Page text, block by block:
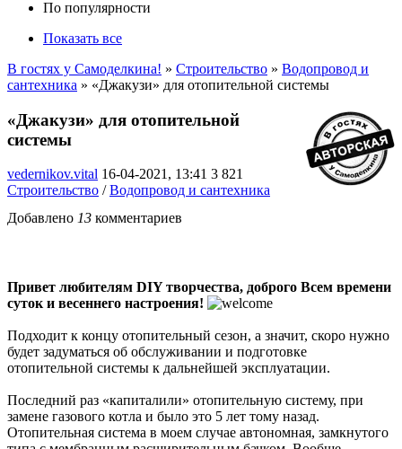
По популярности
Показать все
В гостях у Самоделкина! » Строительство » Водопровод и
сантехника » «Джакузи» для отопительной системы
«Джакузи» для отопительной
системы
vedernikov.vital 16-04-2021, 13:41 3 821
Строительство /Водопровод и сантехника
Добавлено 13 комментариев
Привет любителям DIY творчества, доброго Всем времени
суток и весеннего настроения!
Подходит к концу отопительный сезон, а значит, скоро нужно
будет задуматься об обслуживании и подготовке
отопительной системы к дальнейшей эксплуатации.
Последний раз «капиталили» отопительную систему, при
замене газового котла и было это 5 лет тому назад.
Отопительная система в моем случае автономная, замкнутого